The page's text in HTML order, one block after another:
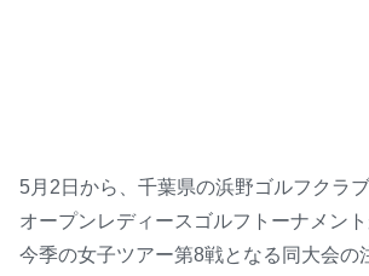
5月2日から、千葉県の浜野ゴルフクラ
オープンレディースゴルフトーナメント
今季の女子ツアー第8戦となる同大会の